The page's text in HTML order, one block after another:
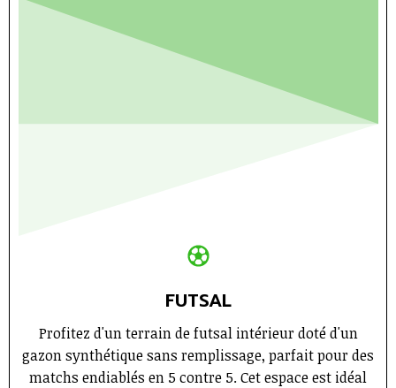
FUTSAL
Profitez d'un terrain de futsal intérieur doté d'un
gazon synthétique sans remplissage, parfait pour des
matchs endiablés en 5 contre 5. Cet espace est idéal